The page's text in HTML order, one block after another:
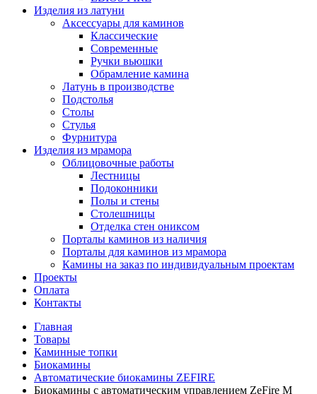
Изделия из латуни
Аксессуары для каминов
Классические
Современные
Ручки вьюшки
Обрамление камина
Латунь в производстве
Подстолья
Столы
Стулья
Фурнитура
Изделия из мрамора
Облицовочные работы
Лестницы
Подоконники
Полы и стены
Столешницы
Отделка стен ониксом
Порталы каминов из наличия
Порталы для каминов из мрамора
Камины на заказ по индивидуальным проектам
Проекты
Оплата
Контакты
Главная
Товары
Каминные топки
Биокамины
Автоматические биокамины ZEFIRE
Биокамины с автоматическим управлением ZeFire М